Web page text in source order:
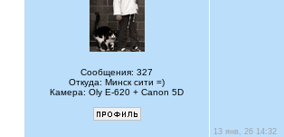
Сообщения: 327
Откуда: Минск сити =)
Камера: Oly E-620 + Canon 5D
13 янв, 26 14:32